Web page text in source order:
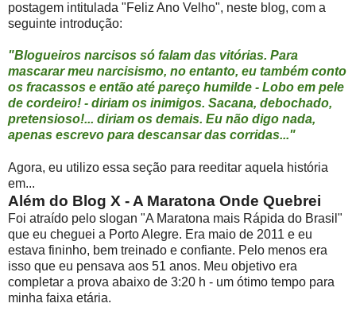
postagem intitulada "Feliz Ano Velho", neste blog, com a
seguinte introdução:
"Blogueiros narcisos só falam das vitórias. Para
mascarar meu narcisismo, no entanto, eu também conto
os fracassos e então até pareço humilde - Lobo em pele
de cordeiro! - diriam os inimigos. Sacana, debochado,
pretensioso!... diriam os demais. Eu não digo nada,
apenas escrevo para descansar das corridas..."
Agora, eu utilizo essa seção para reeditar aquela história
em...
Além do Blog X - A Maratona Onde Quebrei
Foi atraído pelo slogan "A Maratona mais Rápida do Brasil"
que eu cheguei a Porto Alegre. Era maio de 2011 e eu
estava fininho, bem treinado e confiante. Pelo menos era
isso que eu pensava aos 51 anos. Meu objetivo era
completar a prova abaixo de 3:20 h - um ótimo tempo para
minha faixa etária.